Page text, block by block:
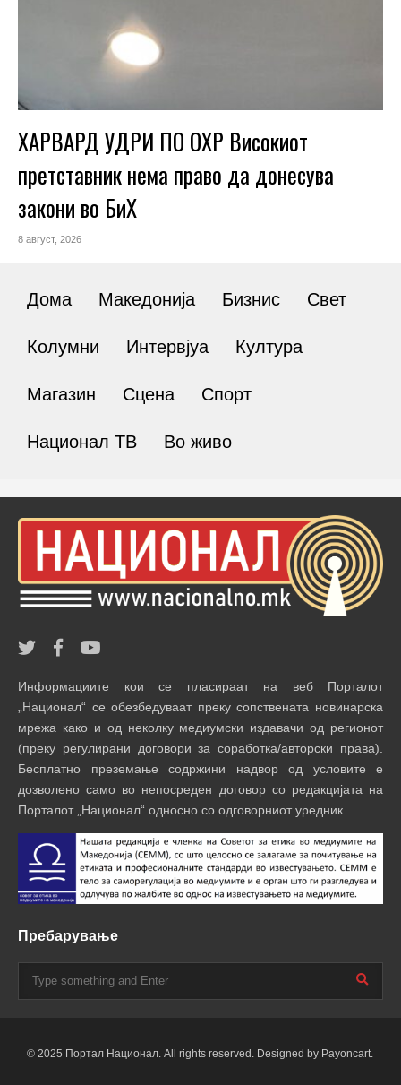
ХАРВАРД УДРИ ПО ОХР Високиот
претставник нема право да донесува
закони во БиХ
8 август, 2026
Дома Македонија Бизнис Свет
Колумни Интервјуа Култура
Магазин Сцена Спорт
Национал ТВ Во живо
Информациите кои се пласираат на веб Порталот
„Национал“ се обезбедуваат преку сопствената новинарска
мрежа како и од неколку медиумски издавачи од регионот
(преку регулирани договори за соработка/авторски права).
Бесплатно преземање содржини надвор од условите е
дозволено само во непосреден договор со редакцијата на
Порталот „Национал“ односно со одговорниот уредник.
Пребарување
© 2025 Портал Национал. All rights reserved. Designed by Payoncart.